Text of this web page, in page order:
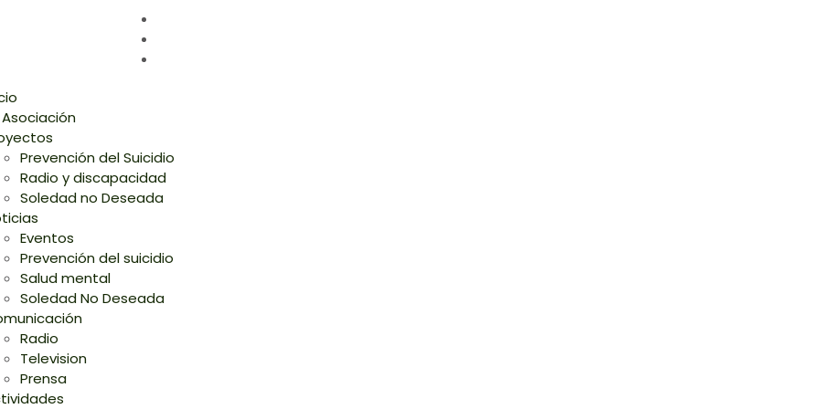
Asociación
Prevención del Suicidio
Radio y discapacidad
Soledad no Deseada
Eventos
Prevención del suicidio
Salud mental
Soledad No Deseada
Radio
Television
Prensa